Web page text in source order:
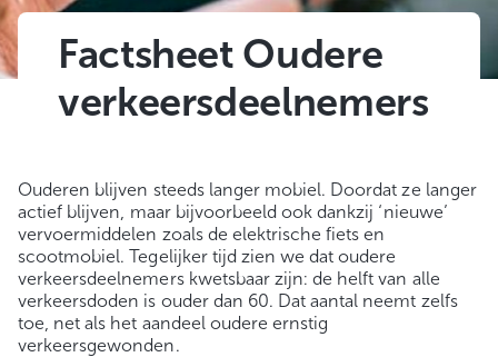
Factsheet Oudere
verkeersdeelnemers
Ouderen blijven steeds langer mobiel. Doordat ze langer
actief blijven, maar bijvoorbeeld ook dankzij ‘nieuwe’
vervoermiddelen zoals de elektrische fiets en
scootmobiel. Tegelijker tijd zien we dat oudere
verkeersdeelnemers kwetsbaar zijn: de helft van alle
verkeersdoden is ouder dan 60. Dat aantal neemt zelfs
toe, net als het aandeel oudere ernstig
verkeersgewonden.